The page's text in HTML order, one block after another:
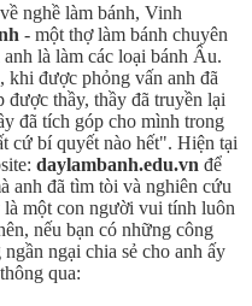
nghề làm bánh, Vinh
- một thợ làm bánh chuyên
là làm các loại bánh Âu.
được phỏng vấn anh đã
thầy, thầy đã truyền lại
đã tích góp cho mình trong
cứ bí quyết nào hết". Hiện tại
daylambanh.edu.vn để
anh đã tìm tòi và nghiên cứu
một con người vui tính luôn
nếu bạn có những công
ngại chia sẻ cho anh ấy
qua: